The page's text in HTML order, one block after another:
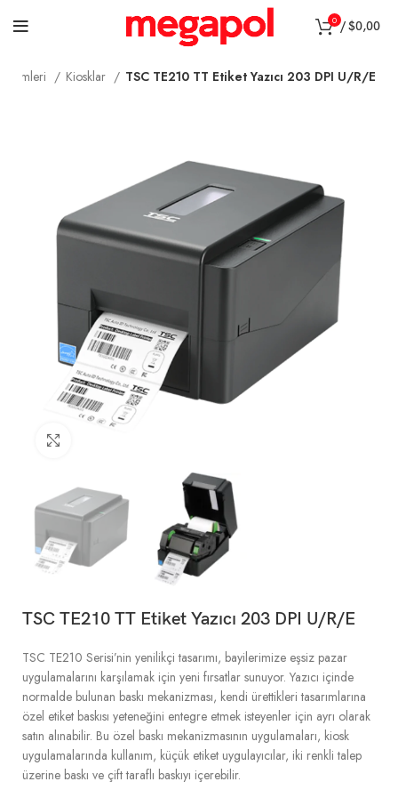
0 /$0,00
Kiosklar TSC TE210 TT Etiket Yazıcı 203 DPI U/R/E
TSC TE210 TT Etiket Yazıcı 203 DPI U/R/E
TSC TE210 Serisi’nin yenilikçi tasarımı, bayilerimize eşsiz pazar
uygulamalarını karşılamak için yeni fırsatlar sunuyor. Yazıcı içinde
normalde bulunan baskı mekanizması, kendi ürettikleri tasarımlarına
özel etiket baskısı yeteneğini entegre etmek isteyenler için ayrı olarak
satın alınabilir. Bu özel baskı mekanizmasının uygulamaları, kiosk
uygulamalarında kullanım, küçük etiket uygulayıcılar, iki renkli talep
üzerine baskı ve çift taraflı baskıyı içerebilir.